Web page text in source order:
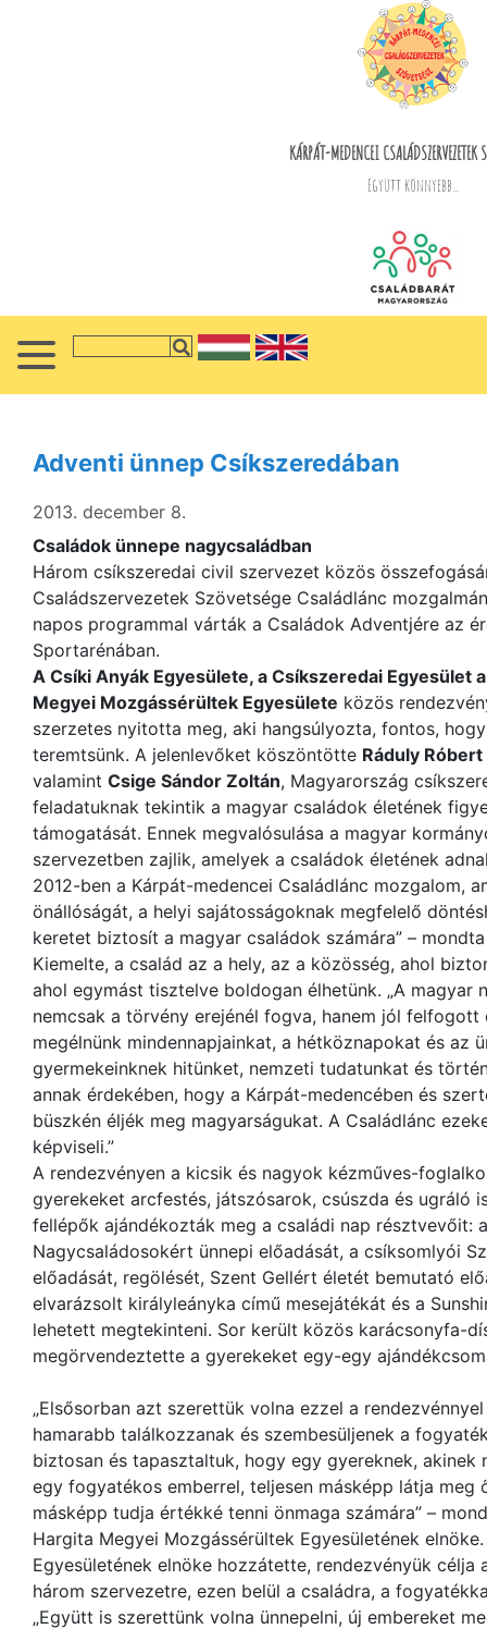
KÁRPÁT-MEDENCEI CSALÁDSZERVEZETEK
Együtt könnyebb...
Adventi ünnep Csíkszeredában
2013. december 8.
Családok ünnepe nagycsaládban
Három csíkszeredai civil szervezet közös
Családszervezetek Szövetsége Családlánc
napos programmal várták a Családok Adventjére az
Sportarénában.
A Csíki Anyák Egyesülete, a Csíkszeredai Egyesület
Megyei Mozgássérültek Egyesülete közös
szerzetes nyitotta meg, aki hangsúlyozta, fontos,
teremtsünk. A jelenlevőket köszöntötte Ráduly Róbert
valamint Csige Sándor Zoltán, Magyarország
feladatuknak tekintik a magyar családok életének
támogatását. Ennek megvalósulása a magyar
szervezetben zajlik, amelyek a családok életének
2012-ben a Kárpát-medencei Családlánc mozgalom,
önállóságát, a helyi sajátosságoknak megfelelő
keretet biztosít a magyar családok számára” –
Kiemelte, a család az a hely, az a közösség, ahol
ahol egymást tisztelve boldogan élhetünk. „A magyar
nemcsak a törvény erejénél fogva, hanem jól
megélnünk mindennapjainkat, a hétköznapokat és az
gyermekeinknek hitünket, nemzeti tudatunkat és
annak érdekében, hogy a Kárpát-medencében és
büszkén éljék meg magyarságukat. A Családlánc
képviseli.”
A rendezvényen a kicsik és nagyok kézműves-
gyerekeket arcfestés, játszósarok, csúszda és ugráló
fellépők ajándékozták meg a családi nap résztvevőit:
Nagycsaládosokért ünnepi előadását, a csíksomlyói
előadását, regölését, Szent Gellért életét bemutató
elvarázsolt királyleányka című mesejátékát és a
lehetett megtekinteni. Sor került közös karácsonyfa-
megörvendeztette a gyerekeket egy-egy
„Elsősorban azt szerettük volna ezzel a
hamarabb találkozzanak és szembesüljenek a
biztosan és tapasztaltuk, hogy egy gyereknek,
egy fogyatékos emberrel, teljesen másképp látja meg
másképp tudja értékké tenni önmaga számára” –
Hargita Megyei Mozgássérültek Egyesületének
Egyesületének elnöke hozzátette, rendezvényük célja
három szervezetre, ezen belül a családra, a
„Együtt is szerettünk volna ünnepelni, új embereket